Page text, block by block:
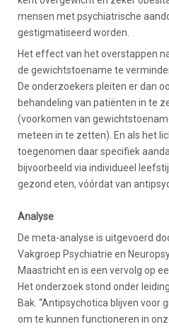
mensen met psychiatrische
gestigmatiseerd worden.
Het effect van het overstappen
de gewichtstoename te
De onderzoekers pleiten er dan
behandeling van patiënten in te
(voorkomen van
meteen in te zetten). En als het
toegenomen daar specifiek
bijvoorbeeld via individueel
gezond eten, vóórdat van
Analyse
De meta-analyse is uitgevoerd
Vakgroep Psychiatrie en
Maastricht en is een vervolg op
Het onderzoek stond onder
Bak. “Antipsychotica blijven voor
om te kunnen functioneren in